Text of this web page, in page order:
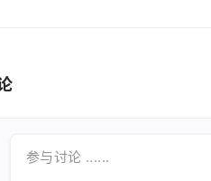
参与讨论 ......